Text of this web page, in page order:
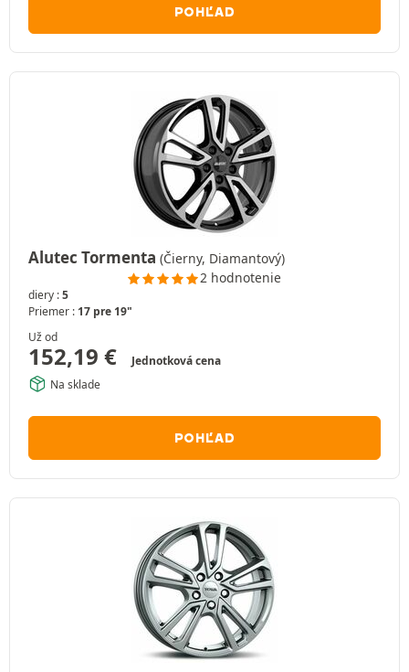
POHĽAD
Alutec Tormenta (Čierny, Diamantový)
2 hodnotenie
diery :5
Priemer : 17 pre 19"
Už od
152,19 €
Jednotková cena
Na sklade
POHĽAD